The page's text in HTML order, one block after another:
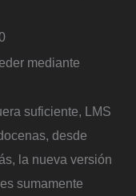
mediante
suficiente, LMS
desde
la nueva versión
sumamente